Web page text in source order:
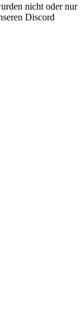
nicht oder nur
Discord